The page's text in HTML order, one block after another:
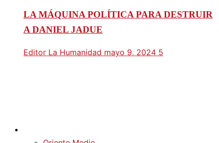
LA MÁQUINA POLÍTICA PARA DESTRUIR
A DANIEL JADUE
Editor La Humanidad mayo 9, 2024 5